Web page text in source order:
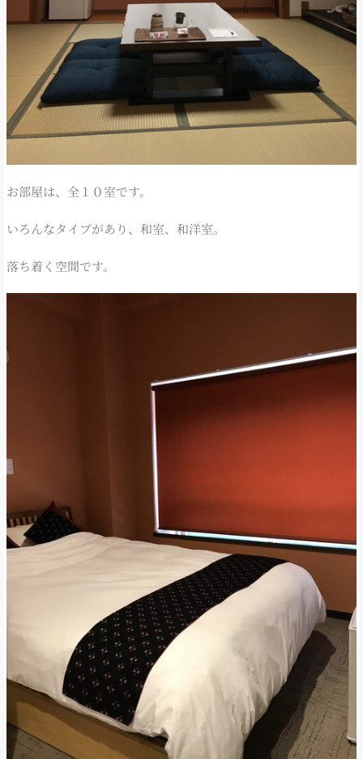
お部屋は、全１０室です。
いろんなタイプがあり、和室、和洋室。
落ち着く空間です。